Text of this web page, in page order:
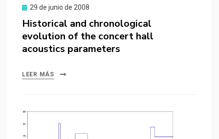
Publicado
29 de junio de 2008
Historical and chronological
evolution of the concert hall
acoustics parameters
LEER MÁS